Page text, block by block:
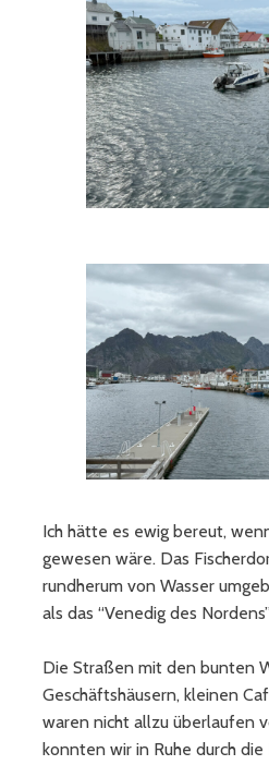
Ich hätte es ewig bereut,
gewesen wäre. Das
rundherum von Wasser
als das “Venedig des
Die Straßen mit den bunten
Geschäftshäusern, kleinen
waren nicht allzu überlaufen
konnten wir in Ruhe durch